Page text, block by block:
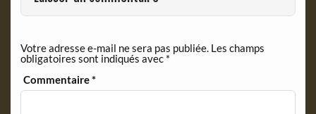
e
n
l
y
Votre adresse e-mail ne sera pas publiée. Les champs
obligatoires sont indiqués avec *
Commentaire*